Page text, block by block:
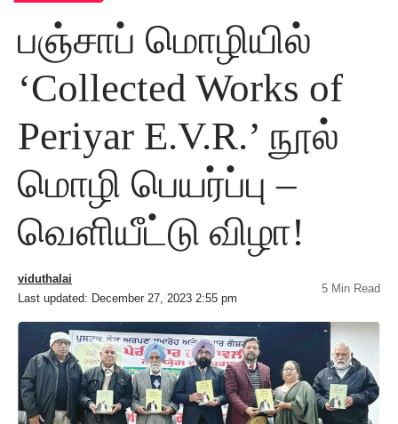
பஞ்சாப் மொழியில்
‘Collected Works of
Periyar E.V.R.’ நூல்
மொழி பெயர்ப்பு –
வெளியீட்டு விழா!
Last updated: December 27, 2023 2:55 pm
viduthalai
5 Min Read